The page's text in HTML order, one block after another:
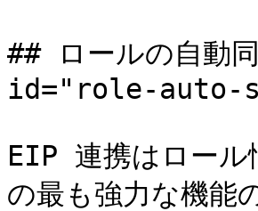
## ロールの自
id="role-auto-
EIP 連携はロール
の最も強力な機